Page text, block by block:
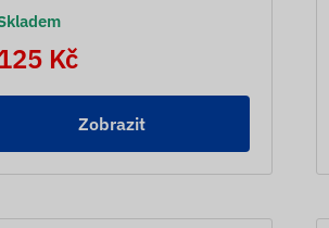
Kč
Zobrazit